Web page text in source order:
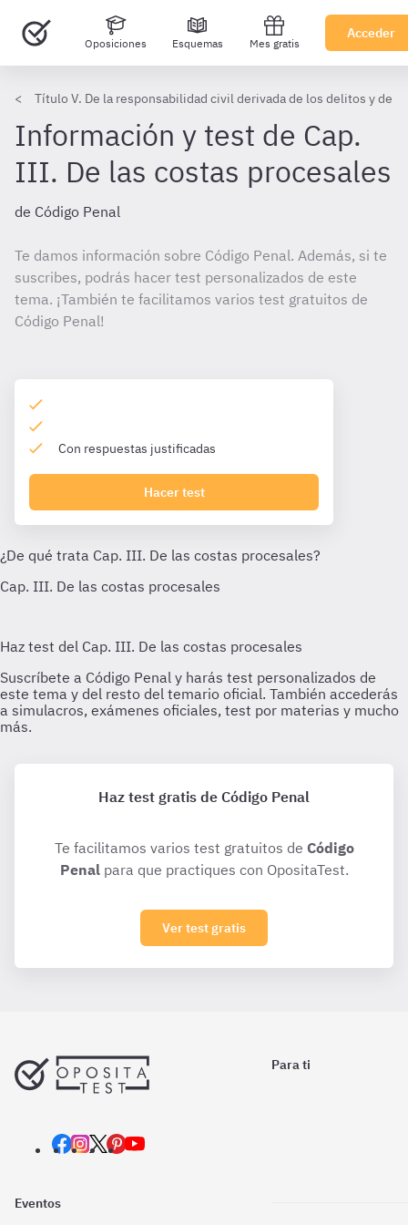
Oposiciones Esquemas Mes gratis
Acceder
Título V. De la responsabilidad civil derivada de los delitos y de
Información y test de Cap.
III. De las costas procesales
de Código Penal
Te damos información sobre Código Penal. Además, si te
suscribes, podrás hacer test personalizados de este
tema. ¡También te facilitamos varios test gratuitos de
Código Penal!
Con respuestas justificadas
Hacer test
Haz test gratis de Código Penal
Te facilitamos varios test gratuitos de Código
Penalpara que practiques con OpositaTest.
Ver test gratis
Para ti
Eventos